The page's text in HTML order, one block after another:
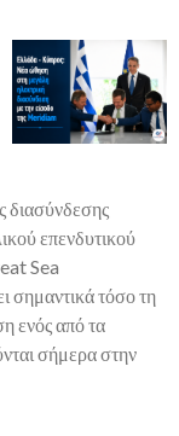
διασύνδεσης
επενδυτικού
Sea
σημαντικά τόσο τη
ενός από τα
σήμερα στην